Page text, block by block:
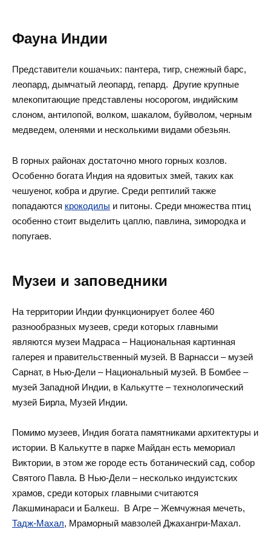
Фауна Индии
Представители кошачьих: пантера, тигр, снежный барс,
леопард, дымчатый леопард, гепард. Другие крупные
млекопитающие представлены носорогом, индийским
слоном, антилопой, волком, шакалом, буйволом, черным
медведем, оленями и несколькими видами обезьян.
В горных районах достаточно много горных козлов.
Особенно богата Индия на ядовитых змей, таких как
чешуеног, кобра и другие. Среди рептилий также
попадаются крокодилы и питоны. Среди множества птиц
особенно стоит выделить цаплю, павлина, зимородка и
попугаев.
Музеи и заповедники
На территории Индии функционирует более 460
разнообразных музеев, среди которых главными
являются музеи Мадраса – Национальная картинная
галерея и правительственный музей. В Варнасси – музей
Сарнат, в Нью-Дели – Национальный музей. В Бомбее –
музей Западной Индии, в Калькутте – технологический
музей Бирла, Музей Индии.
Помимо музеев, Индия богата памятниками архитектуры и
истории. В Калькутте в парке Майдан есть мемориал
Виктории, в этом же городе есть ботанический сад, собор
Святого Павла. В Нью-Дели – несколько индуистских
храмов, среди которых главными считаются
Лакшминараси и Балкеш. В Агре – Жемчужная мечеть,
Тадж-Махал, Мраморный мавзолей Джахангри-Махал.